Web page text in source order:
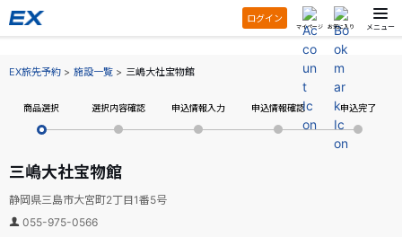
ログイン
マイページ お気に入り メニュー
EX旅先予約 施設一覧 三嶋大社宝物館
商品選択 選択内容確認 申込情報入力 申込情報確認 申込完了
三嶋大社宝物館
静岡県三島市大宮町2丁目1番5号
055-975-0566